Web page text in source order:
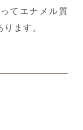
てエナメル質
ます。